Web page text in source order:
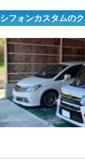
シフォンカスタムの